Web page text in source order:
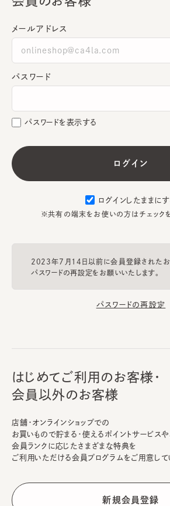
メールアドレス
パスワード
パスワードを表示する
ログインしたままにす
※共有の端末をお使いの方はチェック
2023年7月14日以前に会員登録されたお
パスワードの再設定をお願いいたします。
パスワードの再設定
はじめてご利用のお客様・
会員以外のお客様
店舗・オンラインショップでの
お買いもので貯まる・使えるポイントサービスや、
会員ランクに応じたさまざまな特典を
ご利用いただける会員プログラムをご用意して